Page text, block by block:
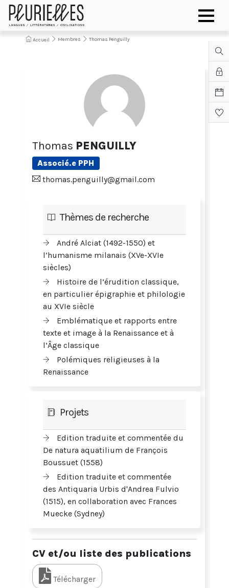
Accueil Membres Thomas Penguilly
Thomas PENGUILLY
Associé.e PPH
thomas.penguilly@gmail.com
Thèmes de recherche
André Alciat (1492-1550) et
l’humanisme milanais (XVe-XVIe
siècles)
Histoire de l’érudition classique,
en particulier épigraphie et philologie
au XVIe siècle
Emblématique et rapports entre
texte et image à la Renaissance et à
l’Âge classique
Polémiques religieuses à la
Renaissance
Projets
Edition traduite et commentée du
De natura aquatilium de François
Boussuet (1558)
Edition traduite et commentée
des Antiquaria Urbis d'Andrea Fulvio
(1515), en collaboration avec Frances
Muecke (Sydney)
CV et/ou liste des publications
Télécharger